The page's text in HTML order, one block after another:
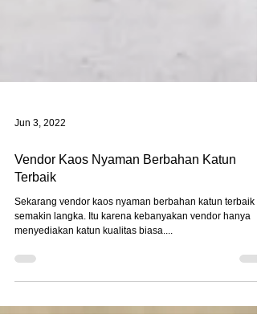
Jun 3, 2022
Vendor Kaos Nyaman Berbahan Katun
Terbaik
Sekarang vendor kaos nyaman berbahan katun terbaik